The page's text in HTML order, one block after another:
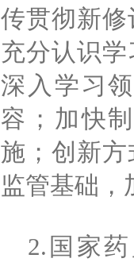
传贯彻新
充分认识
深入学习
容；加快
施；创新
监管基础，
2.国家